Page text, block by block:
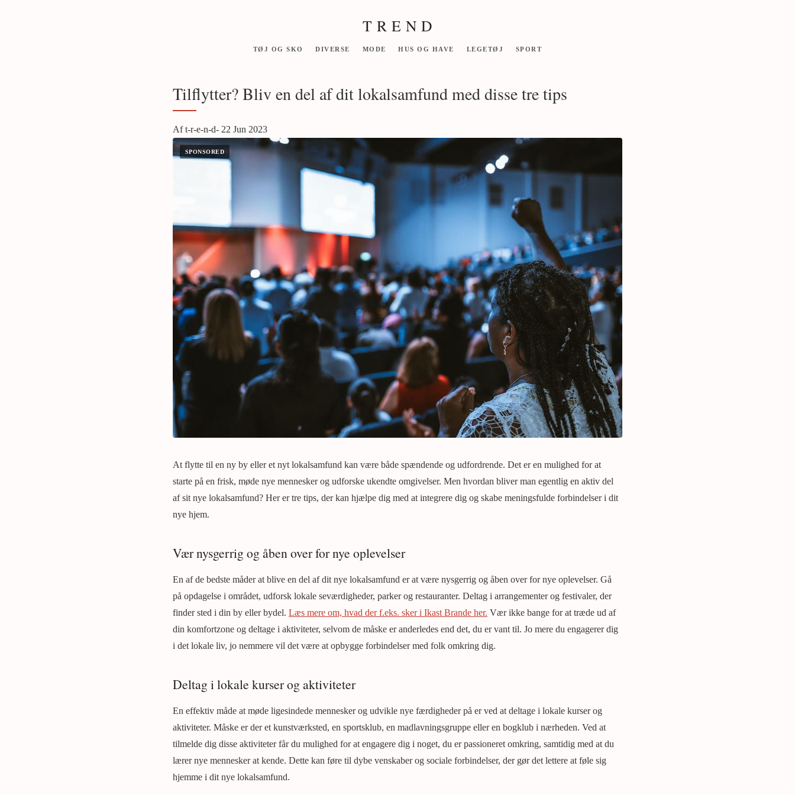
T R E N D
TØJ OG SKO DIVERSE MODE HUS OG HAVE LEGETØJ SPORT
Tilflytter? Bliv en del af dit lokalsamfund med disse tre tips
Af t-r-e-n-d- 22 Jun 2023
At flytte til en ny by eller et nyt lokalsamfund kan være både spændende og udfordrende. Det er en mulighed for at
starte på en frisk, møde nye mennesker og udforske ukendte omgivelser. Men hvordan bliver man egentlig en aktiv del
af sit nye lokalsamfund? Her er tre tips, der kan hjælpe dig med at integrere dig og skabe meningsfulde forbindelser i dit
nye hjem.
Vær nysgerrig og åben over for nye oplevelser
En af de bedste måder at blive en del af dit nye lokalsamfund er at være nysgerrig og åben over for nye oplevelser. Gå
på opdagelse i området, udforsk lokale seværdigheder, parker og restauranter. Deltag i arrangementer og festivaler, der
finder sted i din by eller bydel. Læs mere om, hvad der f.eks. sker i Ikast Brande her. Vær ikke bange for at træde ud af
din komfortzone og deltage i aktiviteter, selvom de måske er anderledes end det, du er vant til. Jo mere du engagerer dig
i det lokale liv, jo nemmere vil det være at opbygge forbindelser med folk omkring dig.
Deltag i lokale kurser og aktiviteter
En effektiv måde at møde ligesindede mennesker og udvikle nye færdigheder på er ved at deltage i lokale kurser og
aktiviteter. Måske er der et kunstværksted, en sportsklub, en madlavningsgruppe eller en bogklub i nærheden. Ved at
tilmelde dig disse aktiviteter får du mulighed for at engagere dig i noget, du er passioneret omkring, samtidig med at du
lærer nye mennesker at kende. Dette kan føre til dybe venskaber og sociale forbindelser, der gør det lettere at føle sig
hjemme i dit nye lokalsamfund.